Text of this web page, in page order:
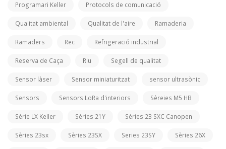
Programari Keller Protocols de comunicació
Qualitat ambiental Qualitat de l'aire Ramaderia
Ramaders Rec Refrigeració industrial
Reserva de Caça Riu Segell de qualitat
Sensor làser Sensor miniaturitzat sensor ultrasònic
Sensors Sensors LoRa d'interiors Sèreies M5 HB
Sèrie LX Keller Sèries 21Y Sèries 23 SXC Canopen
Sèries 23sx Sèries 23SX Series 23SY Sèries 26X